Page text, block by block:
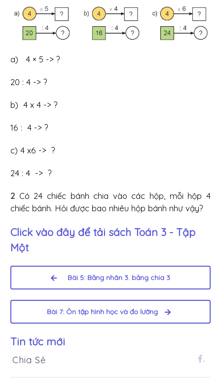
a) 4 × 5 -> ?
20 : 4 -> ?
b) 4 x 4 -> ?
16 : 4 -> ?
c) 4 x6 -> ?
24 : 4 -> ?
2 Có 24 chiếc bánh chia vào các hộp, mỗi hộp 4
chiếc bánh. Hỏi được bao nhiêu hộp bánh như vậy?
Click vào đây để tải sách Toán 3 - Tập
Một
Bài 5: Bảng nhân 3. bảng chia 3
Bài 7: Ôn tập hình học và đo lường
Tin tức mới
Chia Sẻ .